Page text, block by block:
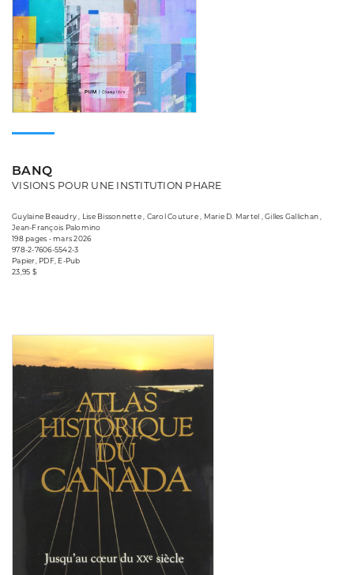
BANQ
VISIONS POUR UNE INSTITUTION PHARE
Guylaine Beaudry , Lise Bissonnette , Carol Couture , Marie D. Martel , Gilles Gallichan ,
Jean-François Palomino
198 pages • mars 2026
978-2-7606-5542-3
Papier, PDF, E-Pub
23,95 $